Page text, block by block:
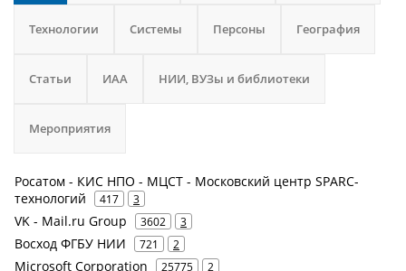
Технологии Системы Персоны География
Статьи ИАА НИИ, ВУЗы и библиотеки
Мероприятия
Росатом - КИС НПО - МЦСТ - Московский центр SPARC-
технологий
417 3
VK - Mail.ru Group 3602 3
Восход ФГБУ НИИ 721 2
Microsoft Corporation 25775 2